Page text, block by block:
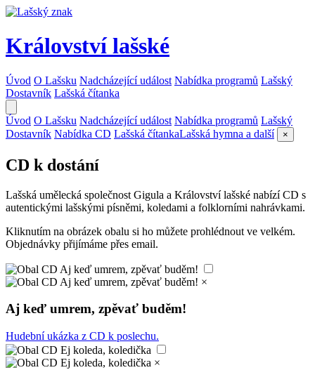
Království lašské
Úvod O Lašsku Nadcházející událost Nabídka programů Lašský
Dostavník Lašská čítanka
Úvod O Lašsku Nadcházející událost Nabídka programů Lašský
Dostavník Nabídka CD Lašská čítankaLašská hymna a další ×
CD k dostání
Lašská umělecká společnost Gigula a Království lašské nabízí CD s
autentickými lašskými písněmi, koledami a folklorními nahrávkami.
Kliknutím na obrázek obalu si ho můžete prohlédnout ve velkém.
Objednávky přijímáme přes email.
×
Aj keď umrem, zpěvať buděm!
Hudební ukázka z CD k poslechu.
×